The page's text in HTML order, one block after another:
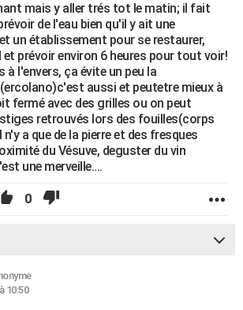
mais y aller trés tot le matin; il fait
de l'eau bien qu'il y ait une
un établissement pour se restaurer,
et prévoir environ 6 heures pour tout voir!
à l'envers, ça évite un peu la
aussi et peutetre mieux à
fermé avec des grilles ou on peut
retrouvés lors des fouilles(corps
a que de la pierre et des fresques
du Vésuve, deguster du vin
une merveille....
0
10:50